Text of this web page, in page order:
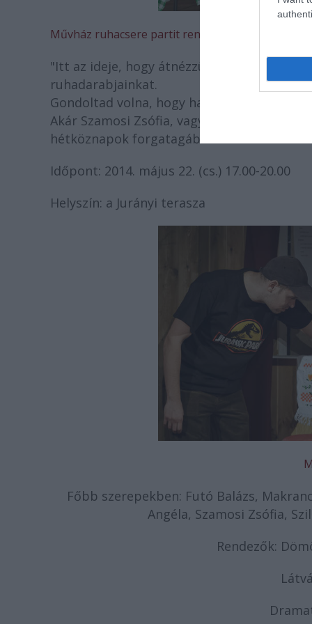
Művház ruhacsere partit rendeznek:
"Itt az ideje, hogy átnézzük a
ruhadarabjainkat.
Gondoltad volna, hogy hazaviheted a
Akár Szamosi Zsófia, vagy Makranczi
hétköznapok forgatagában" - áll az alkotók
Időpont: 2014. május 22. (cs.) 17.00-20.00
Helyszín: a Jurányi terasza
Főbb szerepekben: Futó Balázs,
Angéla, Szamosi Zsófia,
Rendezők: